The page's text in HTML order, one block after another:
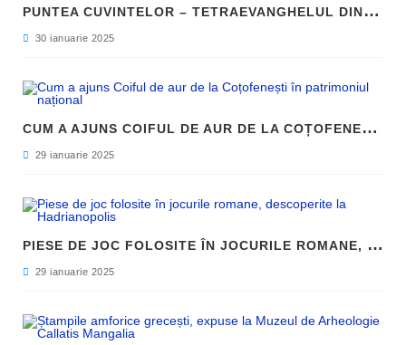
P
UNTEA CUVINTELOR – TETRAEVANGHELUL DIN 1561 ȘI NAȘTEREA LIMBII ROMÂNE LITERARE
30 ianuarie 2025
C
UM A AJUNS COIFUL DE AUR DE LA COȚOFENEȘTI ÎN PATRIMONIUL NAȚIONAL
29 ianuarie 2025
P
IESE DE JOC FOLOSITE ÎN JOCURILE ROMANE, DESCOPERITE LA HADRIANOPOLIS
29 ianuarie 2025